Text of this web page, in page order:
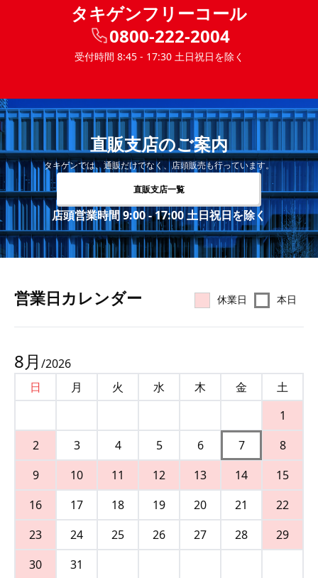
タキゲンフリーコール
0800-222-2004
受付時間 8:45 - 17:30 土日祝日を除く
直販支店のご案内
タキゲンでは、通販だけでなく、店頭販売も行っています。
直販支店一覧
店頭営業時間 9:00 - 17:00 土日祝日を除く
営業⽇カレンダー 休業日 本日
8月 /2026
日
月 火 水 木 金
土
1
2
3 4 5 6 7
8
9
10 11 12 13 14
15
16
17 18 19 20 21
22
23
24 25 26 27 28
29
30
31